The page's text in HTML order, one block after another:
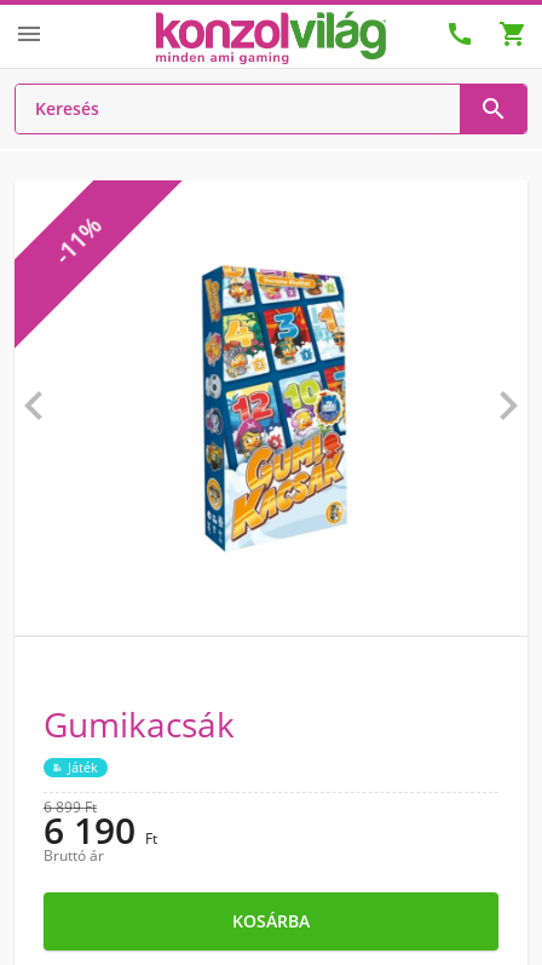
  

-11%
 
Gumikacsák
Játék
6 899 Ft
6 190 Ft
Bruttó ár
KOSÁRBA